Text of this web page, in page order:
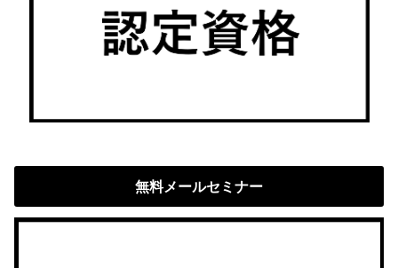
無料メールセミナー